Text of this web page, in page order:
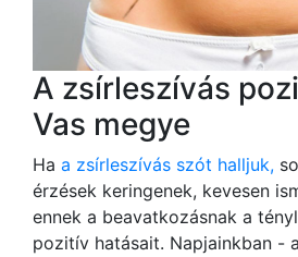
A zsírleszívás
Vas megye
Ha a zsírleszívás szót halljuk,
érzések keringenek, kevesen
ennek a beavatkozásnak a
pozitív hatásait. Napjainkban -